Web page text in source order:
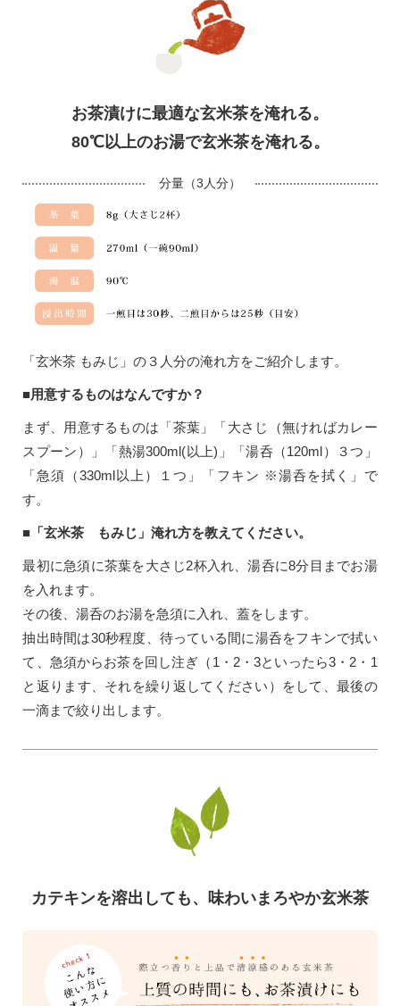
お茶漬けに最適な玄米茶を淹れる。
80℃以上のお湯で玄米茶を淹れる。
分量（3人分）
「玄米茶 もみじ」の３人分の淹れ方をご紹介します。
■用意するものはなんですか？
まず、用意するものは「茶葉」「大さじ（無ければカレー
スプーン）」「熱湯300ml(以上)」「湯呑（120ml）３つ」
「急須（330ml以上）１つ」「フキン ※湯呑を拭く」で
す。
■「玄米茶 もみじ」淹れ方を教えてください。
最初に急須に茶葉を大さじ2杯入れ、湯呑に8分目までお湯
を入れます。
その後、湯呑のお湯を急須に入れ、蓋をします。
抽出時間は30秒程度、待っている間に湯呑をフキンで拭い
て、急須からお茶を回し注ぎ（1・2・3といったら3・2・1
と返ります、それを繰り返してください）をして、最後の
一滴まで絞り出します。
カテキンを溶出しても、味わいまろやか玄米茶